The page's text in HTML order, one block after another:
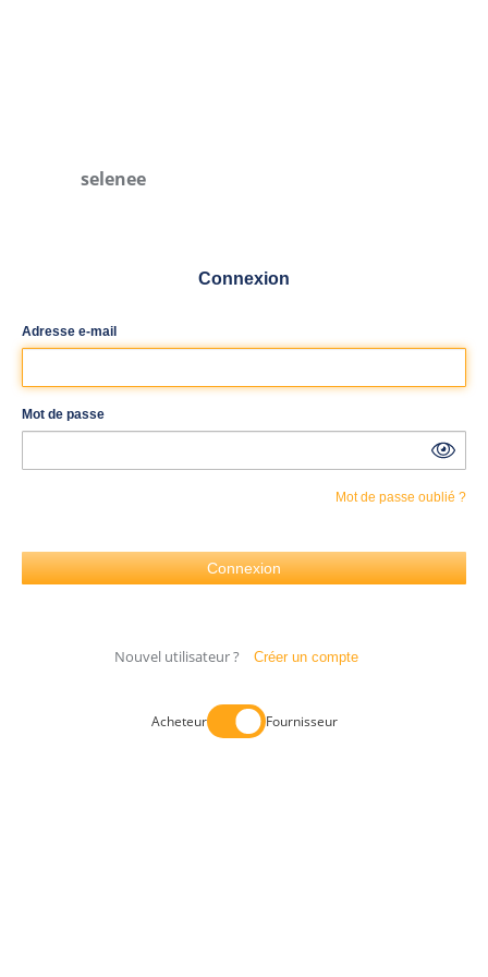
selenee
Connexion
Adresse e-mail
Mot de passe
Mot de passe oublié ?
Nouvel utilisateur ? Créer un compte
Acheteur Fournisseur